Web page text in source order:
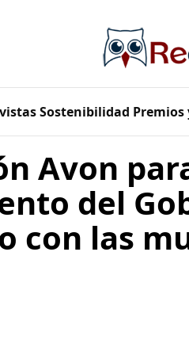
Sostenibilidad
Avon
del
con las